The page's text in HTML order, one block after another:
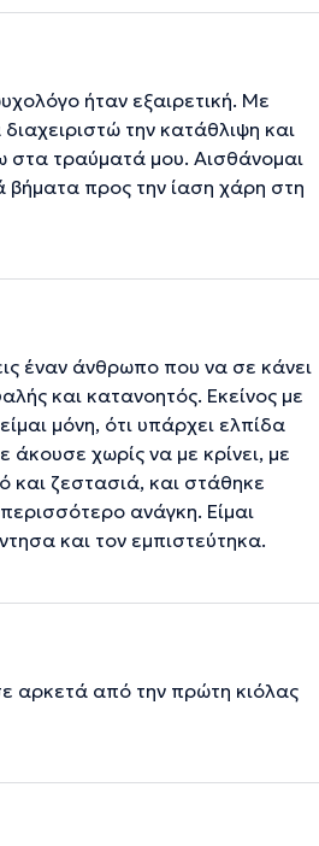
ήταν εξαιρετική. Με
την κατάθλιψη και
τραύματά μου. Αισθάνομαι
βήματα προς την ίαση χάρη στη
έναν άνθρωπο που να σε κάνει
και κατανοητός. Εκείνος με
μόνη, ότι υπάρχει ελπίδα
χωρίς να με κρίνει, με
ζεστασιά, και στάθηκε
ανάγκη. Είμαι
και τον εμπιστεύτηκα.
αρκετά από την πρώτη κιόλας